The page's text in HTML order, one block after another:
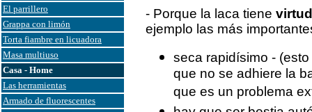
El parrillero
Grappa con limón
Torta fiambre en licuadora
Masa multiuso
Casa - Home
Las herramientas
Armado de fluorescentes
- Porque la laca tiene
ejemplo las más
seca rapidísimo -
que no se adhiere la
que es un problema